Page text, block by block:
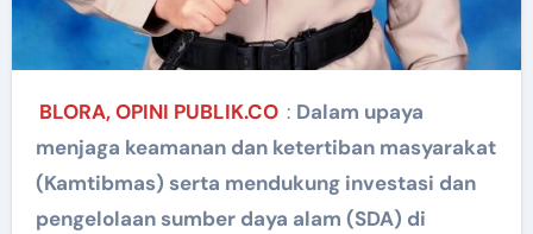
BLORA, OPINI PUBLIK.CO : Dalam upaya
menjaga keamanan dan ketertiban masyarakat
(Kamtibmas) serta mendukung investasi dan
pengelolaan sumber daya alam (SDA) di